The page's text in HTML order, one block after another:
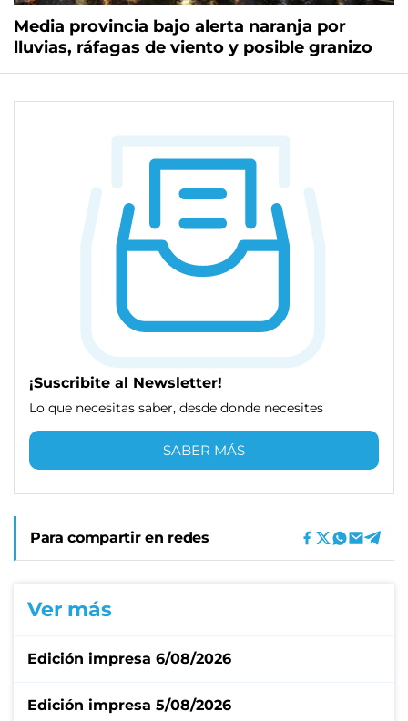
Media provincia bajo alerta naranja por
lluvias, ráfagas de viento y posible granizo
¡Suscribite al Newsletter!
Lo que necesitas saber, desde donde necesites
SABER MÁS
Para compartir en redes
Ver más
Edición impresa 6/08/2026
Edición impresa 5/08/2026